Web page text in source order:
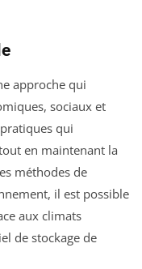
approche qui
sociaux et
qui
en maintenant la
méthodes de
il est possible
aux climats
de stockage de